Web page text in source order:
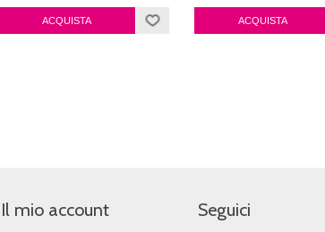
Il mio account Seguici